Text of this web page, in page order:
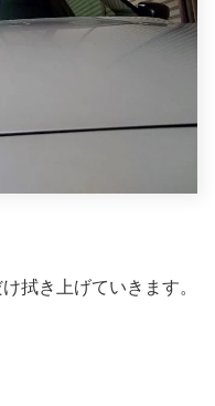
拭き上げていきます。